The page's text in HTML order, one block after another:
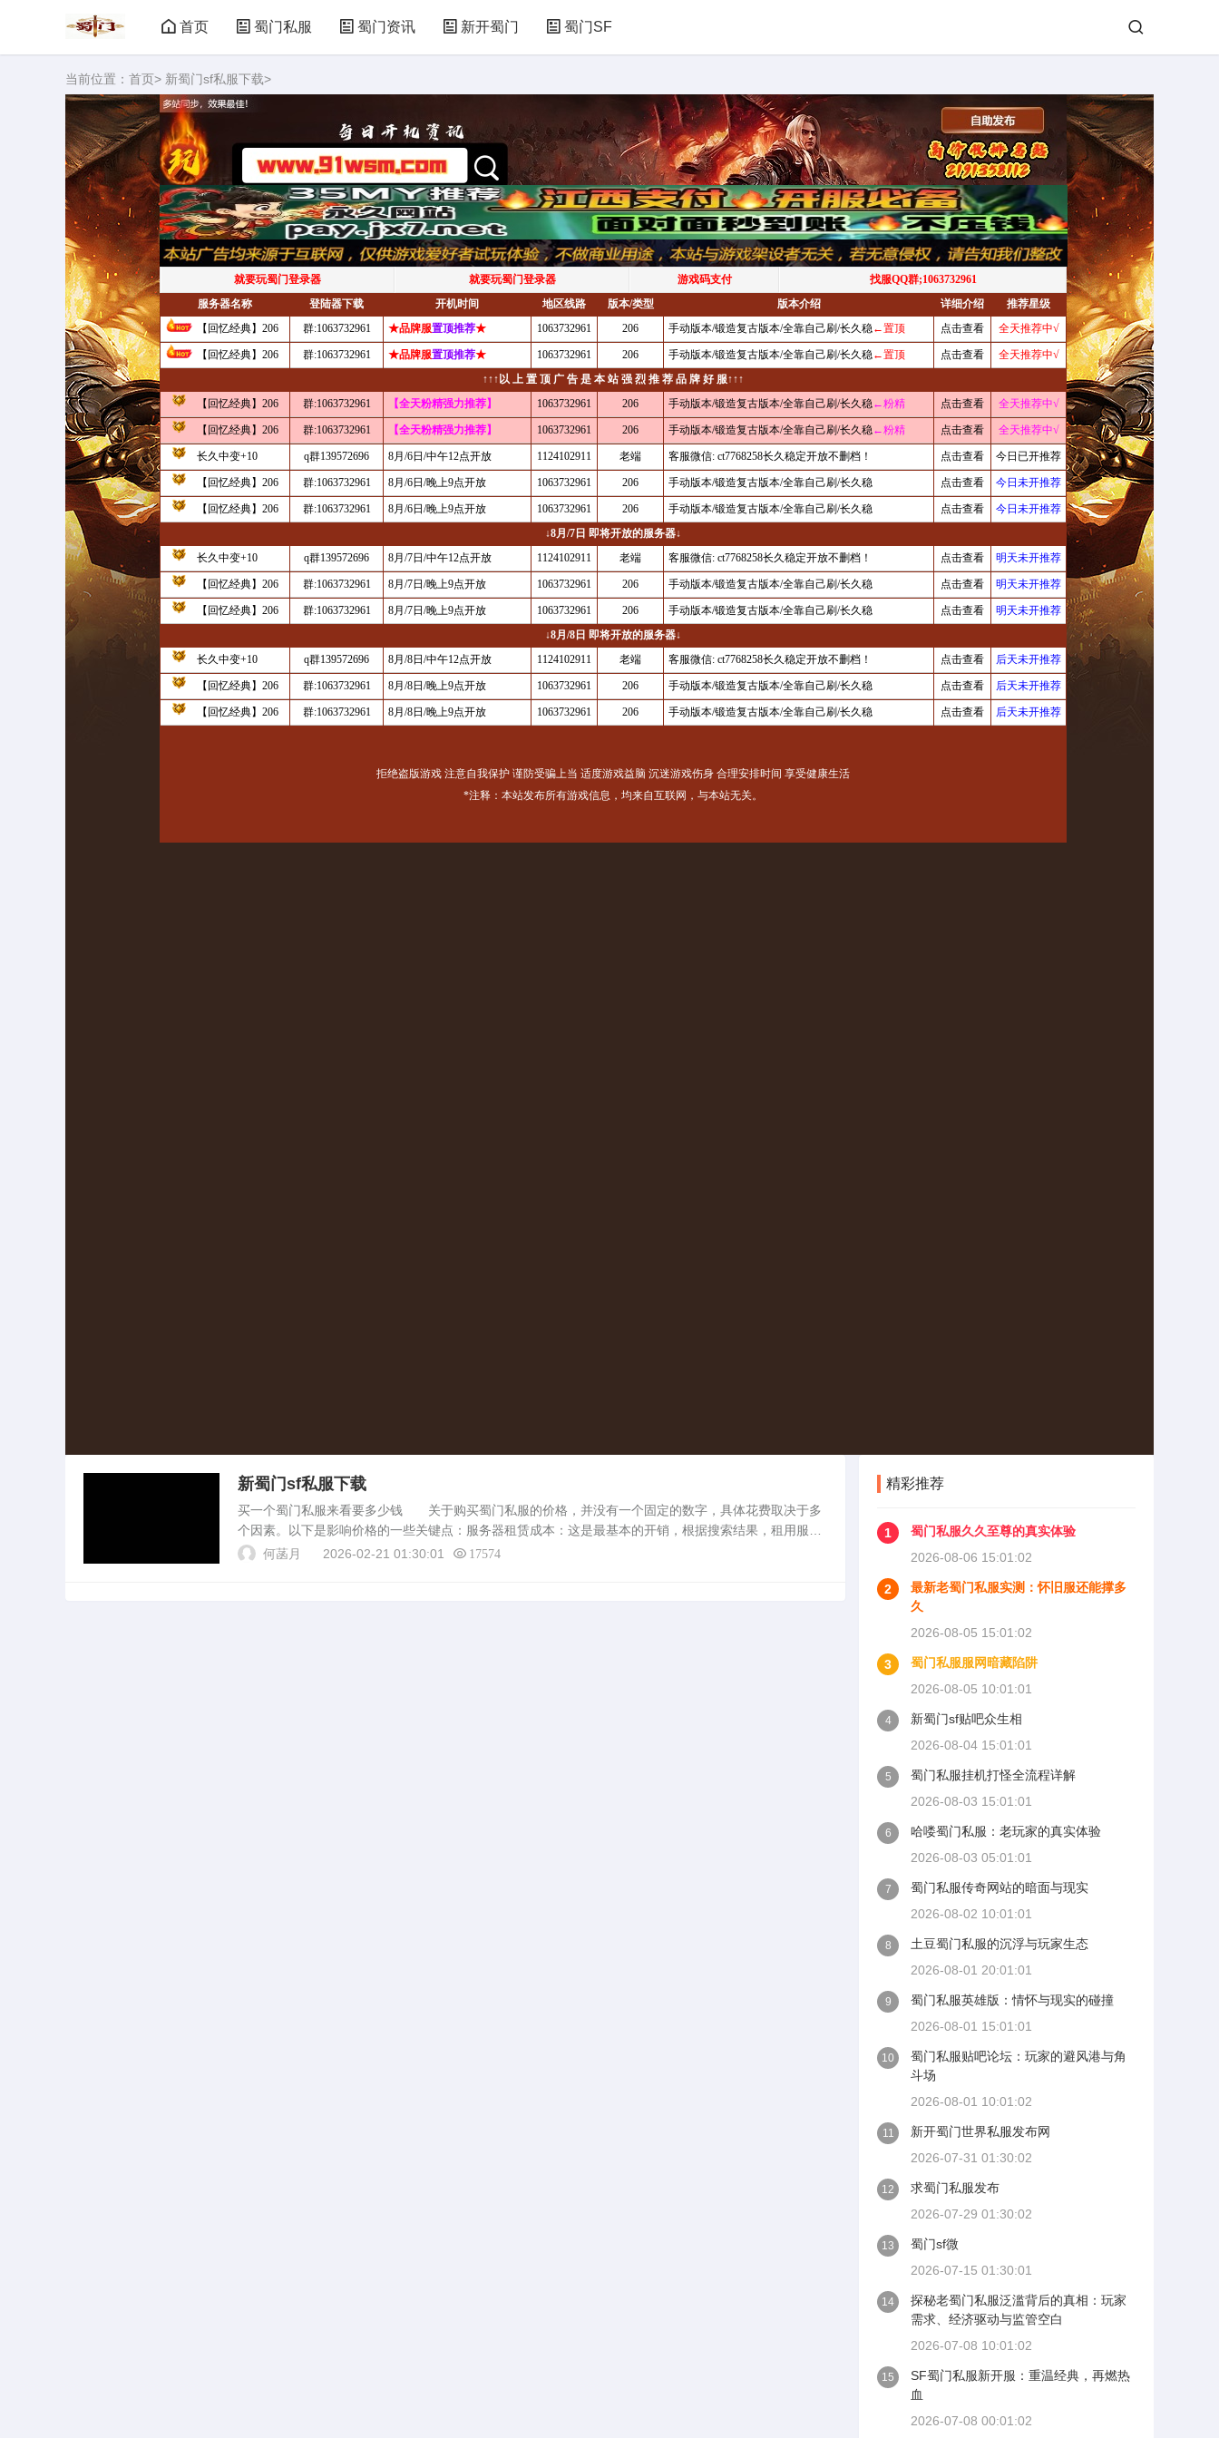
首页 蜀门私服 蜀门资讯 新开蜀门 蜀门SF
当前位置： 首页> 新蜀门sf私服下载>
新蜀门sf私服下载
买一个蜀门私服来看要多少钱 关于购买蜀门私服的价格，并没有一个固定的数字，具体花费取决于多
个因素。以下是影响价格的一些关键点：服务器租赁成本：这是最基本的开销，根据搜索结果，租用服务
器可能需要4000多元人民币一年。这个费用可能会因地区和服务提供商的不同而有所变化。游戏版本和稳
何菡月 2026-02-21 01:30:01 17574
精彩推荐
1
蜀门私服久久至尊的真实体验
2026-08-06 15:01:02
2
最新老蜀门私服实测：怀旧服还能撑多
久
2026-08-05 15:01:02
3
蜀门私服服网暗藏陷阱
2026-08-05 10:01:01
4
新蜀门sf贴吧众生相
2026-08-04 15:01:01
5
蜀门私服挂机打怪全流程详解
2026-08-03 15:01:01
6
哈喽蜀门私服：老玩家的真实体验
2026-08-03 05:01:01
7
蜀门私服传奇网站的暗面与现实
2026-08-02 10:01:01
8
土豆蜀门私服的沉浮与玩家生态
2026-08-01 20:01:01
9
蜀门私服英雄版：情怀与现实的碰撞
2026-08-01 15:01:01
10
蜀门私服贴吧论坛：玩家的避风港与角
斗场
2026-08-01 10:01:02
11
新开蜀门世界私服发布网
2026-07-31 01:30:02
12
求蜀门私服发布
2026-07-29 01:30:02
13
蜀门sf微
2026-07-15 01:30:01
14
探秘老蜀门私服泛滥背后的真相：玩家
需求、经济驱动与监管空白
2026-07-08 10:01:02
15
SF蜀门私服新开服：重温经典，再燃热
血
2026-07-08 00:01:02